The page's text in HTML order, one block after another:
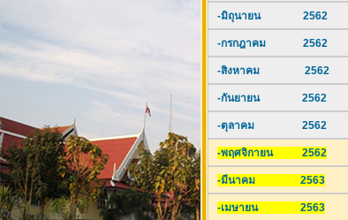
-มิถุนายน 2562
-กรกฎาคม 2562
-สิงหาคม 2562
-กันยายน 2562
-ตุลาคม 2562
-พฤศจิกายน 2562
-มีนาคม 2563
-เมษายน 2563